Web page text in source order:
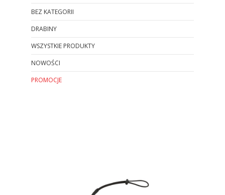
BEZ KATEGORII
DRABINY
WSZYSTKIE PRODUKTY
NOWOŚCI
PROMOCJE